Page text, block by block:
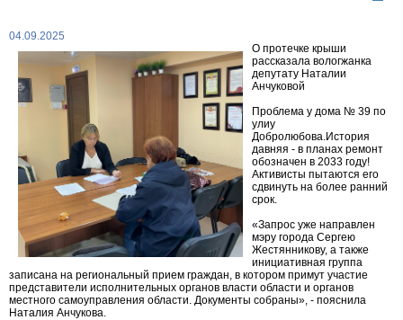
04.09.2025
О протечке крыши
рассказала вологжанка
депутату Наталии
Анчуковой
Проблема у дома № 39 по
улиу
Добролюбова.История
давняя - в планах ремонт
обозначен в 2033 году!
Активисты пытаются его
сдвинуть на более ранний
срок.
«Запрос уже направлен
мэру города Сергею
Жестянникову, а также
инициативная группа
записана на региональный прием граждан, в котором примут участие
представители исполнительных органов власти области и органов
местного самоуправления области. Документы собраны», - пояснила
Наталия Анчукова.